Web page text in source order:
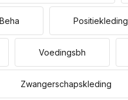
Positiekleding
Voedingsbh
Zwangerschapskleding